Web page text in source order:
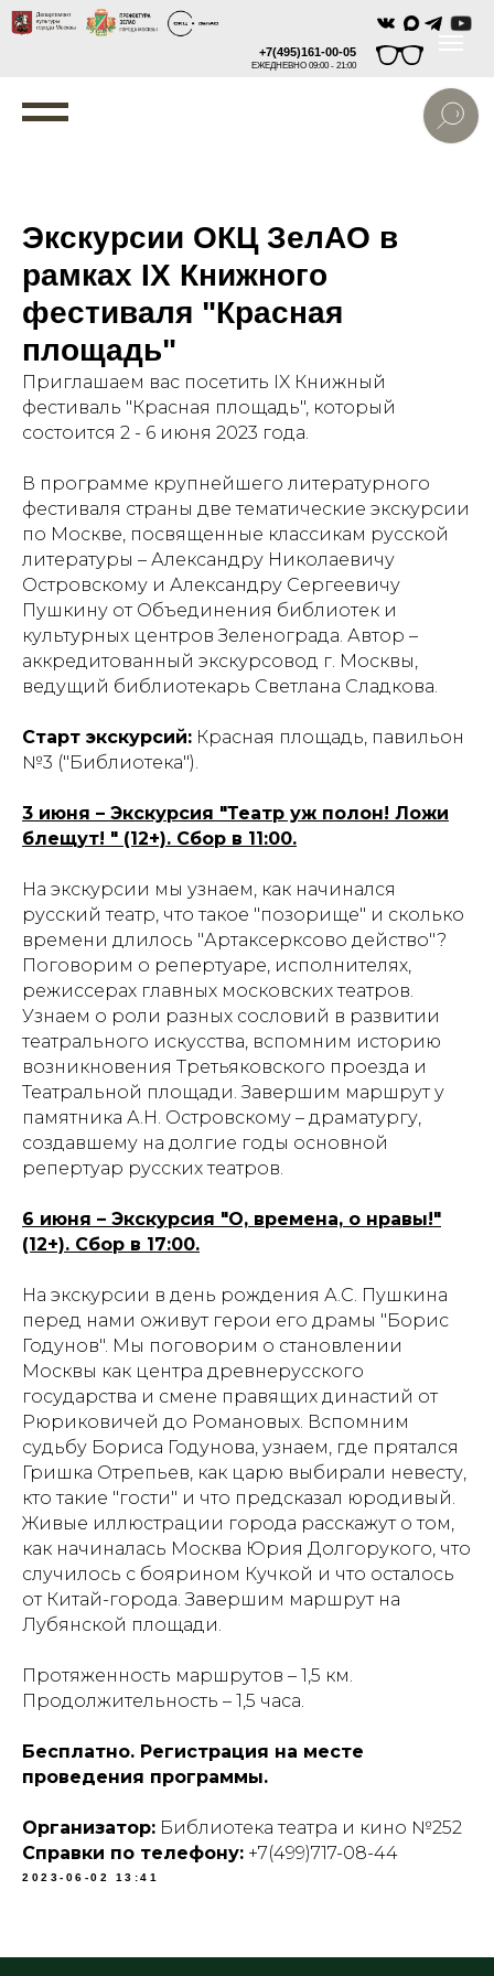
+7(495)161-00-05
ЕЖЕДНЕВНО 09:00 - 21:00
Экскурсии ОКЦ ЗелАО в
рамках IX Книжного
фестиваля "Красная
площадь"
Приглашаем вас посетить IX Книжный
фестиваль "Красная площадь", который
состоится 2 - 6 июня 2023 года.
В программе крупнейшего литературного
фестиваля страны две тематические экскурсии
по Москве, посвященные классикам русской
литературы – Александру Николаевичу
Островскому и Александру Сергеевичу
Пушкину от Объединения библиотек и
культурных центров Зеленограда. Автор –
аккредитованный экскурсовод г. Москвы,
ведущий библиотекарь Светлана Сладкова.
Старт экскурсий: Красная площадь, павильон
№3 ("Библиотека").
3 июня – Экскурсия "Театр уж полон! Ложи
блещут! " (12+). Сбор в 11:00.
На экскурсии мы узнаем, как начинался
русский театр, что такое "позорище" и сколько
времени длилось "Артаксерксово действо"?
Поговорим о репертуаре, исполнителях,
режиссерах главных московских театров.
Узнаем о роли разных сословий в развитии
театрального искусства, вспомним историю
возникновения Третьяковского проезда и
Театральной площади. Завершим маршрут у
памятника А.Н. Островскому – драматургу,
создавшему на долгие годы основной
репертуар русских театров.
6 июня – Экскурсия "О, времена, о нравы!"
(12+). Сбор в 17:00.
На экскурсии в день рождения А.С. Пушкина
перед нами оживут герои его драмы "Борис
Годунов". Мы поговорим о становлении
Москвы как центра древнерусского
государства и смене правящих династий от
Рюриковичей до Романовых. Вспомним
судьбу Бориса Годунова, узнаем, где прятался
Гришка Отрепьев, как царю выбирали невесту,
кто такие "гости" и что предсказал юродивый.
Живые иллюстрации города расскажут о том,
как начиналась Москва Юрия Долгорукого, что
случилось с боярином Кучкой и что осталось
от Китай-города. Завершим маршрут на
Лубянской площади.
Протяженность маршрутов – 1,5 км.
Продолжительность – 1,5 часа.
Бесплатно. Регистрация на месте
проведения программы.
Организатор: Библиотека театра и кино №252
Справки по телефону: +7(499)717-08-44
2023-06-02 13:41